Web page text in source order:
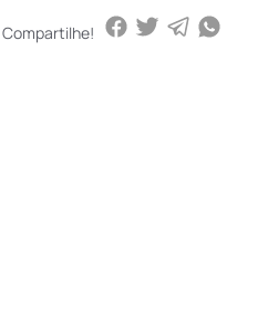
Compartilhe!